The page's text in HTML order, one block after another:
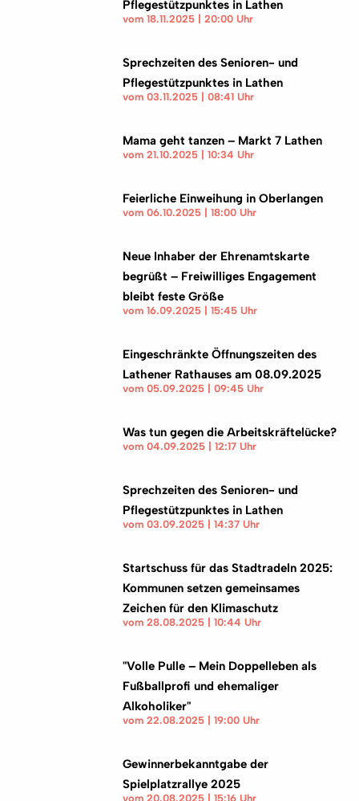
Pflegestützpunktes in Lathen
vom 18.11.2025 | 20:00 Uhr
Sprechzeiten des Senioren- und
Pflegestützpunktes in Lathen
vom 03.11.2025 | 08:41 Uhr
Mama geht tanzen – Markt 7 Lathen
vom 21.10.2025 | 10:34 Uhr
Feierliche Einweihung in Oberlangen
vom 06.10.2025 | 18:00 Uhr
Neue Inhaber der Ehrenamtskarte
begrüßt – Freiwilliges Engagement
bleibt feste Größe
vom 16.09.2025 | 15:45 Uhr
Eingeschränkte Öffnungszeiten des
Lathener Rathauses am 08.09.2025
vom 05.09.2025 | 09:45 Uhr
Was tun gegen die Arbeitskräftelücke?
vom 04.09.2025 | 12:17 Uhr
Sprechzeiten des Senioren- und
Pflegestützpunktes in Lathen
vom 03.09.2025 | 14:37 Uhr
Startschuss für das Stadtradeln 2025:
Kommunen setzen gemeinsames
Zeichen für den Klimaschutz
vom 28.08.2025 | 10:44 Uhr
"Volle Pulle – Mein Doppelleben als
Fußballprofi und ehemaliger
Alkoholiker"
vom 22.08.2025 | 19:00 Uhr
Gewinnerbekanntgabe der
Spielplatzrallye 2025
vom 20.08.2025 | 15:16 Uhr